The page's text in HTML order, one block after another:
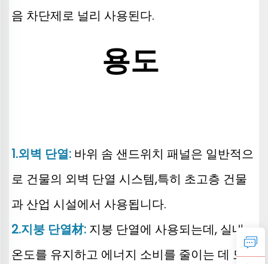
음 차단제로 널리 사용된다.
용도
1.외벽 단열: 바위 솜 샌드위치 패널은 일반적으
로 건물의 외벽 단열 시스템,특히 초고층 건물
과 산업 시설에서 사용됩니다.
2.지붕 단열材: 지붕 단열에 사용되는데, 실내
온도를 유지하고 에너지 소비를 줄이는 데 도움